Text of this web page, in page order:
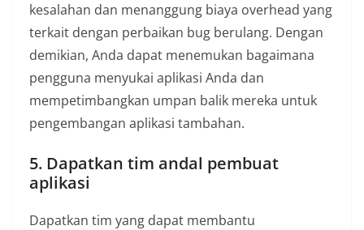
kesalahan dan menanggung biaya overhead yang
terkait dengan perbaikan bug berulang. Dengan
demikian, Anda dapat menemukan bagaimana
pengguna menyukai aplikasi Anda dan
mempetimbangkan umpan balik mereka untuk
pengembangan aplikasi tambahan.
5. Dapatkan tim andal pembuat
aplikasi
Dapatkan tim yang dapat membantu